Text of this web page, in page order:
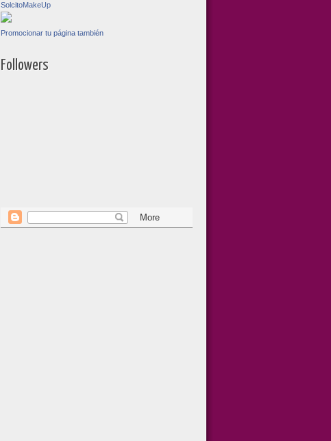
SolcitoMakeUp
Promocionar tu página también
Followers